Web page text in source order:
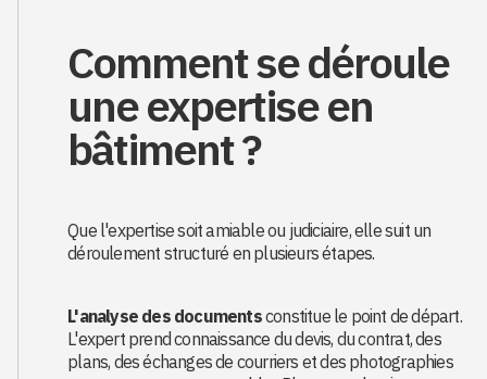
Comment se déroule
une expertise en
bâtiment ?
Que l'expertise soit amiable ou judiciaire, elle suit un
déroulement structuré en plusieurs étapes.
L'analyse des documentsconstitue le point de départ.
L'expert prend connaissance du devis, du contrat, des
plans, des échanges de courriers et des photographies